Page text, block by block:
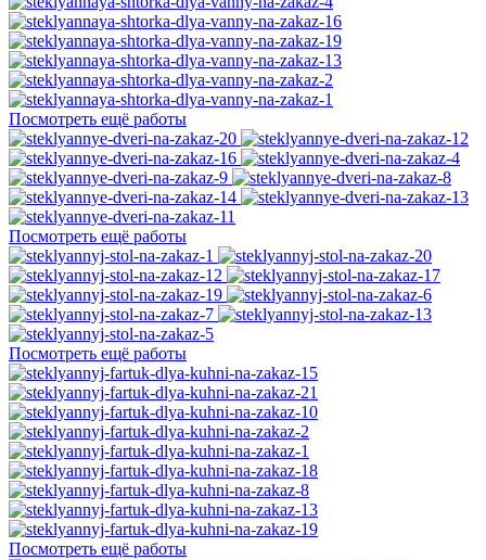
Посмотреть ещё работы
Посмотреть ещё работы
Посмотреть ещё работы
Посмотреть ещё работы